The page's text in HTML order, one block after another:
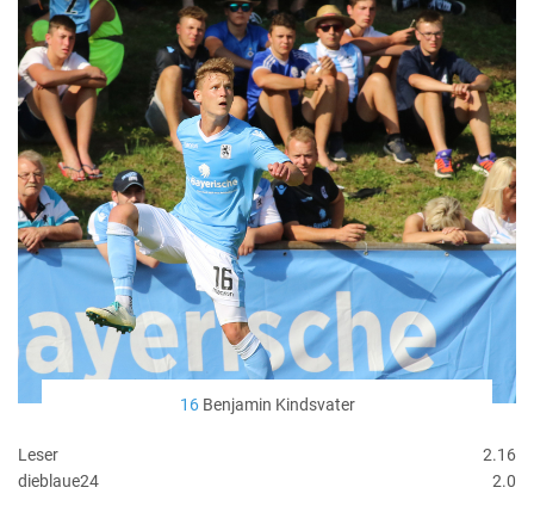
16Benjamin Kindsvater
Leser
2.16
dieblaue24
2.0